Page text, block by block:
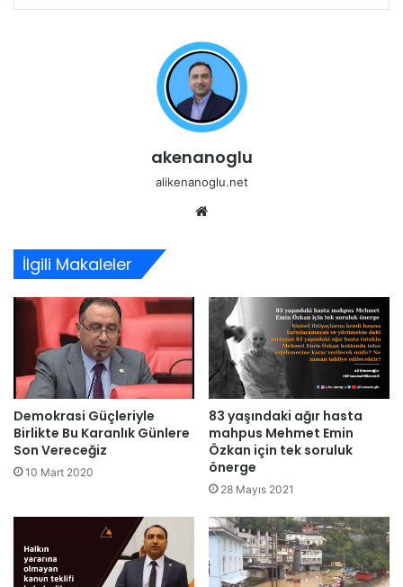
akenanoglu
alikenanoglu.net
İlgili Makaleler
Demokrasi Güçleriyle
Birlikte Bu Karanlık Günlere
Son Vereceğiz
10 Mart 2020
83 yaşındaki ağır hasta
mahpus Mehmet Emin
Özkan için tek soruluk
önerge
28 Mayıs 2021